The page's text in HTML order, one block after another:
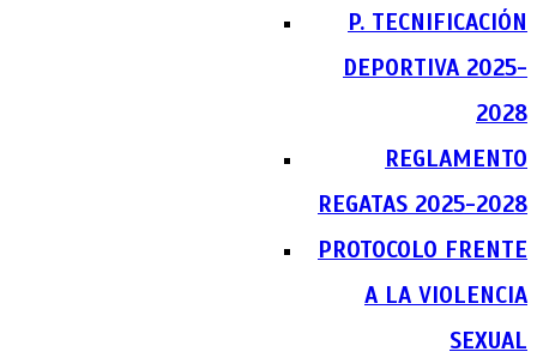
P. TECNIFICACIÓN
DEPORTIVA 2025-
2028
REGLAMENTO
REGATAS 2025-2028
PROTOCOLO FRENTE
A LA VIOLENCIA
SEXUAL